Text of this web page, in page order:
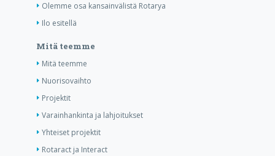
Olemme osa kansainvälistä Rotarya
Ilo esitellä
Mitä teemme
Mitä teemme
Nuorisovaihto
Projektit
Varainhankinta ja lahjoitukset
Yhteiset projektit
Rotaract ja Interact